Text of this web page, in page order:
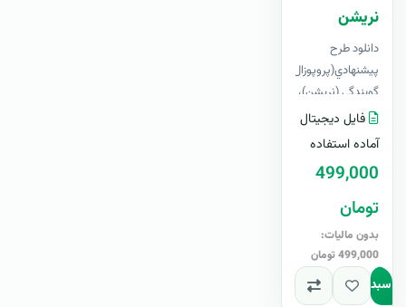
نریشن
دانلود طرح
پيشنهادي(پروپوزال)
گویندگی (نریشن)،
لایه باز ، قابل
اولی..
فایل دیجیتال
آماده استفاده
499,000
تومان
بدون مالیات:
499,000 تومان
به سبد